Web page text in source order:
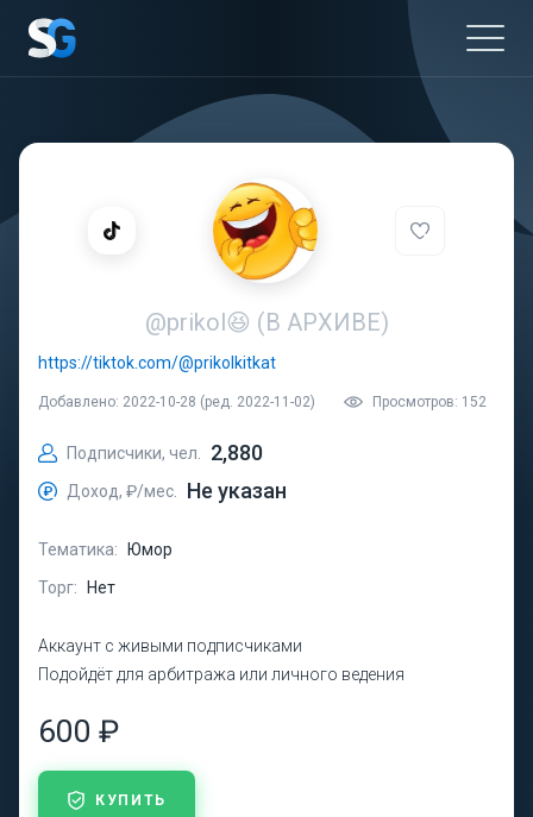
@prikol😆 (В АРХИВЕ)
https://tiktok.com/@prikolkitkat
Добавлено: 2022-10-28 (ред. 2022-11-02) Просмотров: 152
Подписчики, чел. 2,880
Доход, ₽/мес. Не указан
Тематика:
Юмор
Торг:
Нет
Аккаунт с живыми подписчиками
Подойдёт для арбитража или личного ведения
600 ₽
КУПИТЬ